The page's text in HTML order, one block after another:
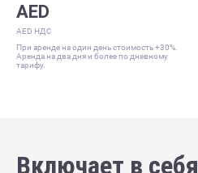
AED
AED НДС
При аренде на один день стоимость +30%.
Аренда на два дня и более по дневному
тарифу.
Включает в себя